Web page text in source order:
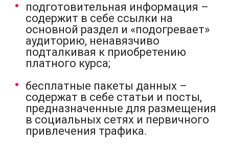
подготовительная информация –
содержит в себе ссылки на
основной раздел и «подогревает»
аудиторию, ненавязчиво
подталкивая к приобретению
платного курса;
бесплатные пакеты данных –
содержат в себе статьи и посты,
предназначенные для размещения
в социальных сетях и первичного
привлечения трафика.